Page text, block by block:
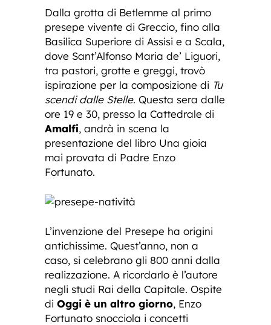
Dalla grotta di Betlemme al primo
presepe vivente di Greccio, fino alla
Basilica Superiore di Assisi e a Scala,
dove Sant’Alfonso Maria de’ Liguori,
tra pastori, grotte e greggi, trovò
ispirazione per la composizione di Tu
scendi dalle Stelle. Questa sera dalle
ore 19 e 30, presso la Cattedrale di
Amalfi, andrà in scena la
presentazione del libro Una gioia
mai provata di Padre Enzo
Fortunato.
L’invenzione del Presepe ha origini
antichissime. Quest’anno, non a
caso, si celebrano gli 800 anni dalla
realizzazione. A ricordarlo è l’autore
negli studi Rai della Capitale. Ospite
di Oggi è un altro giorno, Enzo
Fortunato snocciola i concetti